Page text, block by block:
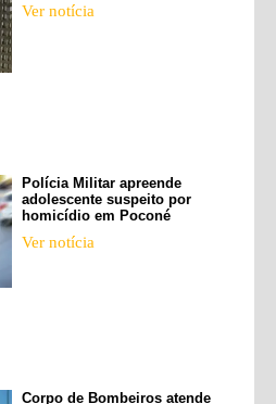
Ver notícia
Polícia Militar apreende
adolescente suspeito por
homicídio em Poconé
Ver notícia
Corpo de Bombeiros atende